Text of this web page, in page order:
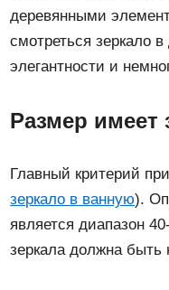
деревянными
смотреться зеркало
элегантности и
Размер имеет
Главный критерий
зеркало в ванную).
является диапазон
зеркала должна